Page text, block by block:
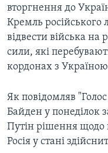
вторгнення до
Кремль російського
відвести війська на
сили, які
кордонах з
Як повідомляв
Байден у понеділок
Путін рішення щодо
Росія у стані